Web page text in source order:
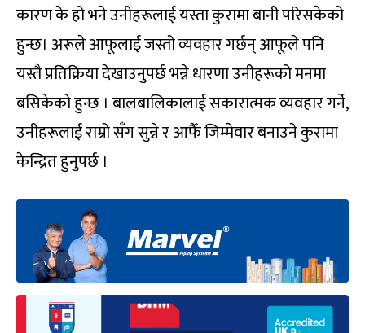
कारण के हो भने उनीहरूलाई यस्ता कुरामा बानी परिसकेको
हुन्छ। अरूले आफूलाई जस्तो व्यवहार गर्छन् आफूले पनि
यस्तै प्रतिक्रिया देखाउनुपर्छ भन्ने धारणा उनीहरूको मनमा
बसिकेको हुन्छ । बालबालिकालाई सकारात्मक व्यवहार गर्ने,
उनीहरूलाई राम्रो सँग सुन्ने र आफैँ जिम्मेवार बनाउने कुरामा
केन्द्रित हुनुपर्छ ।